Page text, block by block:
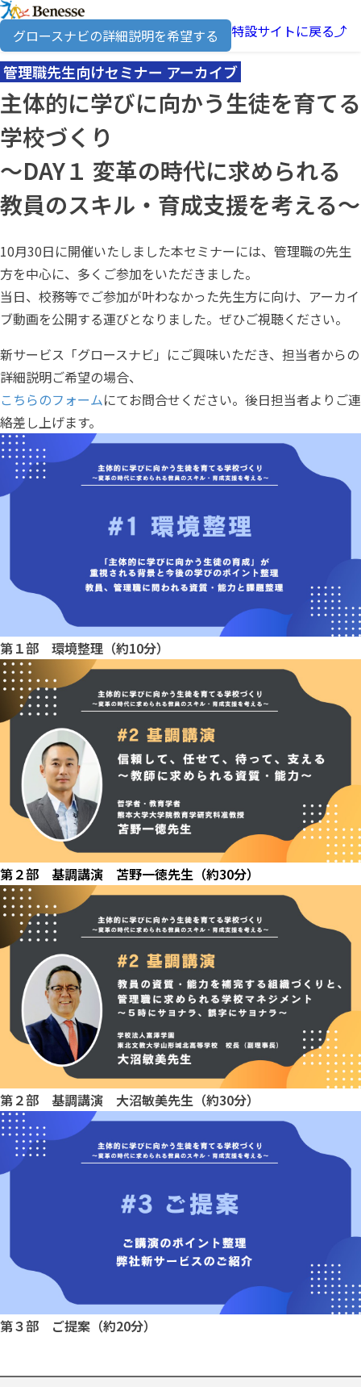
グロースナビの詳細説明を希望する 特設サイトに戻る⤴
管理職先生向けセミナー アーカイブ
主体的に学びに向かう生徒を育てる
学校づくり
～DAY１ 変革の時代に求められる
教員のスキル・育成支援を考える～
10月30日に開催いたしました本セミナーには、管理職の先生
方を中心に、多くご参加をいただきました。
当日、校務等でご参加が叶わなかった先生方に向け、アーカイ
ブ動画を公開する運びとなりました。ぜひご視聴ください。
新サービス「グロースナビ」にご興味いただき、担当者からの
詳細説明ご希望の場合、
こちらのフォームにてお問合せください。後日担当者よりご連
絡差し上げます。
第１部 環境整理（約10分）​
第２部 基調講演 苫野一徳先生（約30分）
第２部 基調講演 大沼敏美先生（約30分）
第３部 ご提案（約20分）